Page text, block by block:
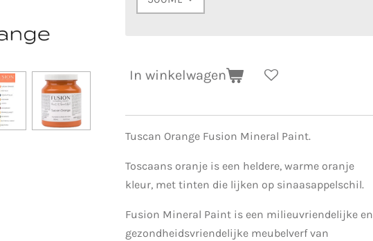
In winkelwagen
Tuscan Orange Fusion Mineral Paint.
Toscaans oranje is een heldere, warme oranje
kleur, met tinten die lijken op sinaasappelschil.
Fusion Mineral Paint is een milieuvriendelijke en
gezondheidsvriendelijke meubelverf van